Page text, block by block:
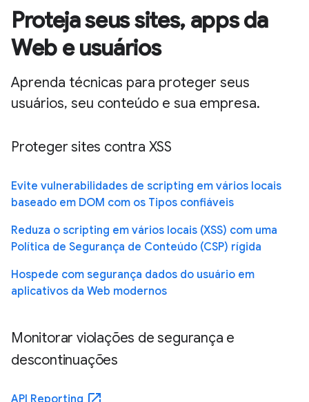
Proteja seus sites, apps da
Web e usuários
Aprenda técnicas para proteger seus
usuários, seu conteúdo e sua empresa.
Proteger sites contra XSS
Evite vulnerabilidades de scripting em vários locais
baseado em DOM com os Tipos confiáveis
Reduza o scripting em vários locais (XSS) com uma
Política de Segurança de Conteúdo (CSP) rígida
Hospede com segurança dados do usuário em
aplicativos da Web modernos
Monitorar violações de segurança e
descontinuações
API Reporting